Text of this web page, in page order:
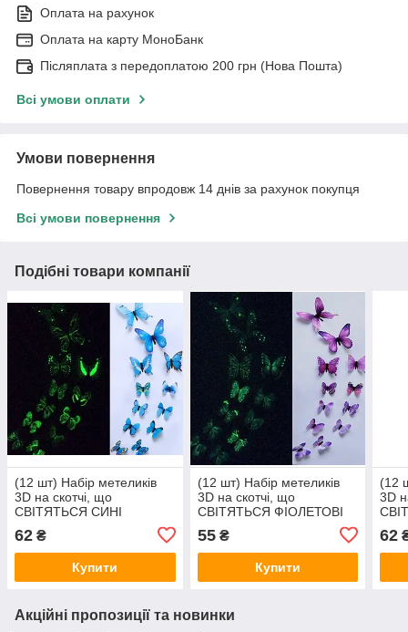
Оплата на рахунок
Оплата на карту МоноБанк
Післяплата з передоплатою 200 грн (Нова Пошта)
Всі умови оплати
Умови повернення
Повернення товару впродовж 14 днів за рахунок покупця
Всі умови повернення
Подібні товари компанії
(12 шт) Набір метеликів
3D на скотчі, що
СВІТЯТЬСЯ СИНІ
62 ₴
Купити
(12 шт) Набір метеликів
3D на скотчі, що
СВІТЯТЬСЯ ФІОЛЕТОВІ
55₴
Купити
(12
3D
62
Акційні пропозиції та новинки